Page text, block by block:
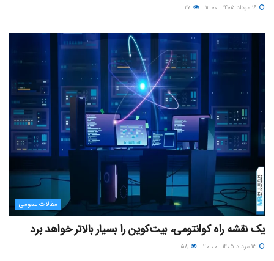
مقالات عمومی
یک نقشه راه کوانتومی، بیت‌کوین را بسیار بالاتر خواهد برد